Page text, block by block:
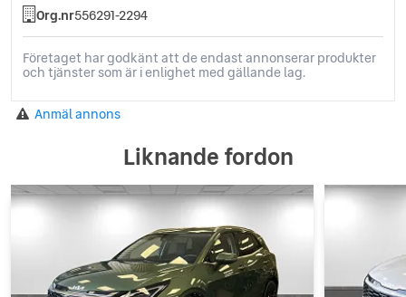
Org.nr556291-2294
Företaget har godkänt att de endast annonserar produkter
och tjänster som är i enlighet med gällande lag.
Anmäl annons
Liknande fordon